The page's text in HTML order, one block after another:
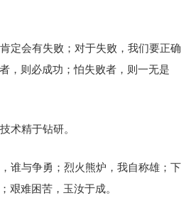
定会有失败；对于失败，我们要正确
，则必成功；怕失败者，则一无是
术精于钻研。
谁与争勇；烈火熊炉，我自称雄；下
艰难困苦，玉汝于成。